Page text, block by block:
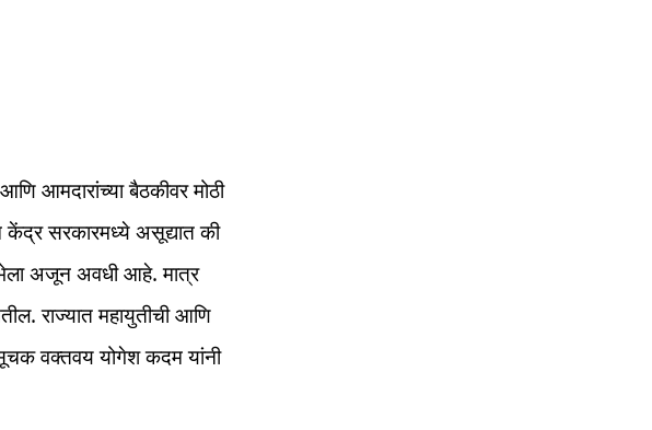
आमदारांच्या बैठकीवर मोठी
सरकारमध्ये असूद्यात की
अजून अवधी आहे. मात्र
राज्यात महायुतीची आणि
वक्तवय योगेश कदम यांनी